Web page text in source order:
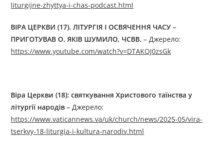
liturgijne-zhyttya-i-chas-podcast.html
ВІРА ЦЕРКВИ (17). ЛІТУРГІЯ І ОСВЯЧЕННЯ ЧАСУ –
ПРИГОТУВАВ О. ЯКІВ ШУМИЛО, ЧСВВ.– Джерелo:
https://www.youtube.com/watch?v=DTAKQJ0zsGk
Віра Церкви (18): святкування Христового таїнства у
літургії народів –Джерелo:
https://www.vaticannews.va/uk/church/news/2025-05/vira-
tserkvy-18-liturgia-i-kultura-narodiv.html